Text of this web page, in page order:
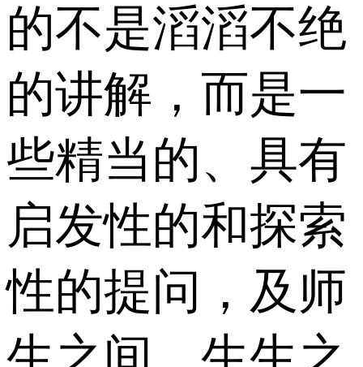
的不是滔滔不绝
的讲解，而是一
些精当的、具有
启发性的和探索
性的提问，及师